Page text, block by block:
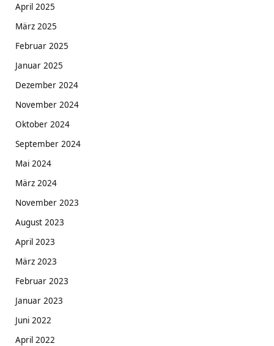
April 2025
März 2025
Februar 2025
Januar 2025
Dezember 2024
November 2024
Oktober 2024
September 2024
Mai 2024
März 2024
November 2023
August 2023
April 2023
März 2023
Februar 2023
Januar 2023
Juni 2022
April 2022